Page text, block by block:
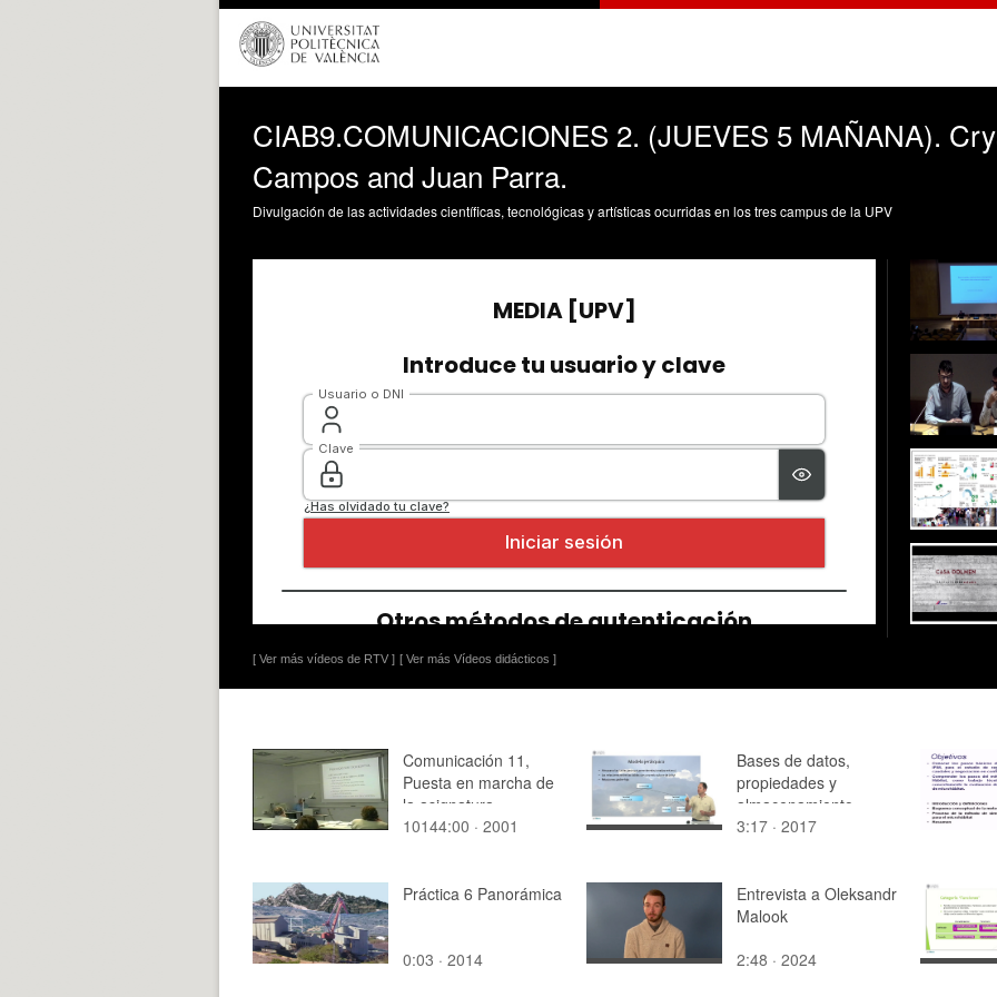
CIAB9.COMUNICACIONES 2. (JUEVES 5 MAÑANA).
Campos and Juan Parra.
Divulgación de las actividades científicas, tecnológicas y artísticas ocurridas en los tres campus de la UPV
[ Ver más vídeos de RTV ] [ Ver más Vídeos didácticos ]
Comunicación 11,
Puesta en marcha de
la asignatura
¿¿Proyecto fin de
10144:00 · 2001
Bases de datos,
propiedades y
almacenamiento.
Modelos de bases de
3:17 · 2017
Práctica 6 Panorámica
0:03 · 2014
Entrevista a Oleksandr
Malook
2:48 · 2024